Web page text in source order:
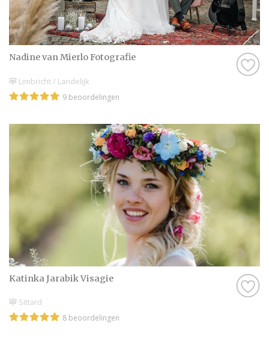
Nadine van Mierlo Fotografie
Limbricht / Landelijk
9 beoordelingen
Katinka Jarabik Visagie
Sittard
8 beoordelingen